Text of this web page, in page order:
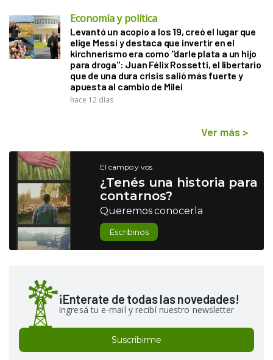
Economía y política
Levantó un acopio a los 19, creó el lugar que
elige Messi y destaca que invertir en el
kirchnerismo era como "darle plata a un hijo
para droga": Juan Félix Rossetti, el libertario
que de una dura crisis salió más fuerte y
apuesta al cambio de Milei
hace 12 días
Ver más >
El campo y vos
¿Tenés una historia para
contarnos?
Queremos conocerla
Escribinos
¡Enterate de todas las novedades!
Ingresá tu e-mail y recibí nuestro newsletter
Suscribirme